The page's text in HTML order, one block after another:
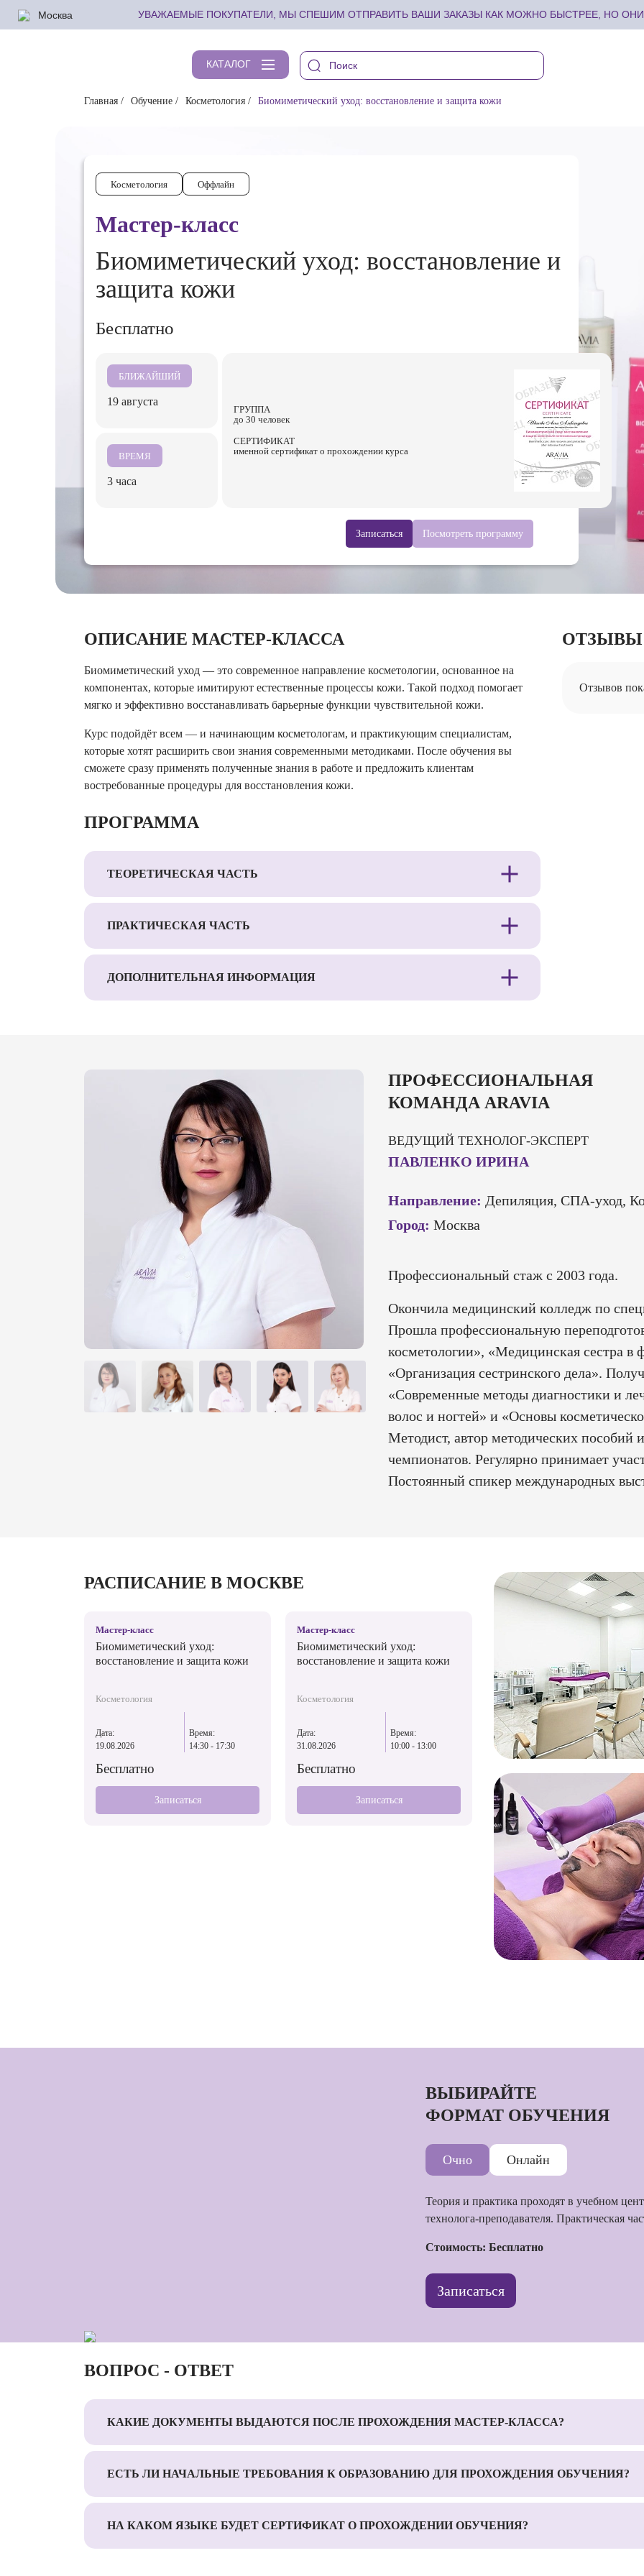
УВАЖАЕМЫЕ ПОКУПАТЕЛИ, МЫ СПЕШИМ ОТПРАВИТЬ ВАШИ ЗАКАЗЫ КАК МОЖНО БЫСТРЕЕ, НО ОНИ
Москва
КАТАЛОГ
Главная Обучение Косметология Биомиметический уход: восстановление и защита кожи
Косметология Оффлайн
Мастер-класс
Биомиметический уход: восстановление и
защита кожи
Бесплатно
БЛИЖАЙШИЙ
19 августа
ВРЕМЯ
3 часа
ГРУППА
до 30 человек
СЕРТИФИКАТ
именной сертификат о прохождении курса
Записаться Посмотреть программу
ОПИСАНИЕ МАСТЕР-КЛАССА
Биомиметический уход — это современное направление косметологии, основанное на
компонентах, которые имитируют естественные процессы кожи. Такой подход помогает
мягко и эффективно восстанавливать барьерные функции чувствительной кожи.
Курс подойдёт всем — и начинающим косметологам, и практикующим специалистам,
которые хотят расширить свои знания современными методиками. После обучения вы
сможете сразу применять полученные знания в работе и предложить клиентам
востребованные процедуры для восстановления кожи.
ПРОГРАММА
ТЕОРЕТИЧЕСКАЯ ЧАСТЬ
ПРАКТИЧЕСКАЯ ЧАСТЬ
ДОПОЛНИТЕЛЬНАЯ ИНФОРМАЦИЯ
ОТЗЫВЫ
Отзывов
ПРОФЕССИОНАЛЬНАЯ
КОМАНДА ARAVIA
ВЕДУЩИЙ ТЕХНОЛОГ-ЭКСПЕРТ
ПАВЛЕНКО ИРИНА
Направление: Депиляция, СПА-уход,
Город: Москва
Профессиональный стаж с 2003 года.
Окончила медицинский колледж по
Прошла профессиональную
косметологии», «Медицинская сестра в
«Организация сестринского дела».
«Современные методы диагностики и
волос и ногтей» и «Основы
Методист, автор методических
чемпионатов. Регулярно принимает
Постоянный спикер международных
РАСПИСАНИЕ В МОСКВЕ
Мастер-класс
Биомиметический уход:
восстановление и защита кожи
Косметология
Дата:
19.08.2026
Время:
14:30 - 17:30
Бесплатно
Записаться
Мастер-класс
Биомиметический уход:
восстановление и защита кожи
Косметология
Дата:
31.08.2026
Время:
10:00 - 13:00
Бесплатно
Записаться
ВЫБИРАЙТЕ
ФОРМАТ ОБУЧЕНИЯ
Очно Онлайн
Теория и практика проходят в учебном
технолога-преподавателя. Практическая
Стоимость: Бесплатно
Записаться
ВОПРОС - ОТВЕТ
КАКИЕ ДОКУМЕНТЫ ВЫДАЮТСЯ ПОСЛЕ ПРОХОЖДЕНИЯ МАСТЕР-КЛАССА?
ЕСТЬ ЛИ НАЧАЛЬНЫЕ ТРЕБОВАНИЯ К ОБРАЗОВАНИЮ ДЛЯ ПРОХОЖДЕНИЯ ОБУЧЕНИЯ?
НА КАКОМ ЯЗЫКЕ БУДЕТ СЕРТИФИКАТ О ПРОХОЖДЕНИИ ОБУЧЕНИЯ?